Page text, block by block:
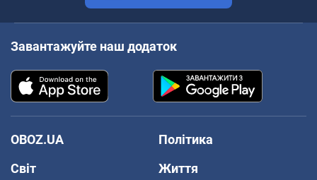
Завантажуйте наш додаток
OBOZ.UA
Політика
Світ
Життя